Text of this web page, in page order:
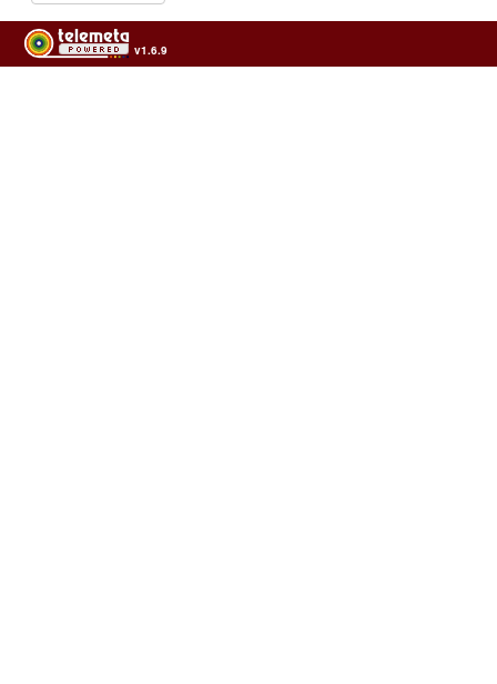
v1.6.9